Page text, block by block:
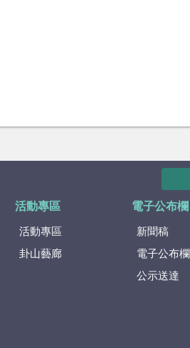
活動專區
活動專區
卦山藝廊
電子公布欄
新聞稿
電子公布欄
公示送達